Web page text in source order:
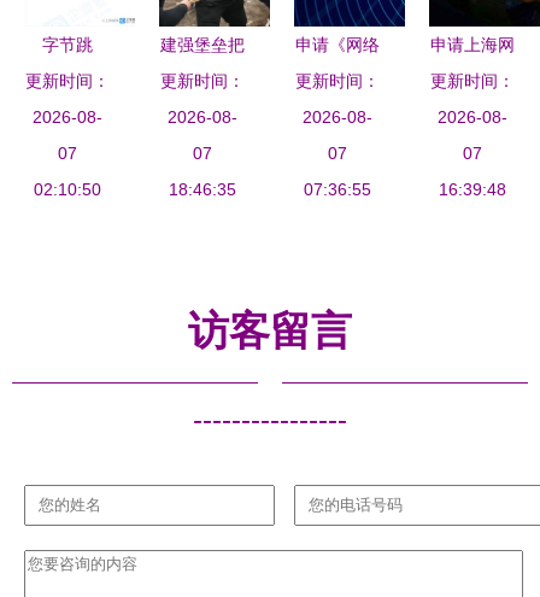
字节跳
动“驶入”汽
车赛道 车
企新公司背
后的网络文
更新时间：
2026-08-
07
02:10:50
建强堡垒把
方向 创新
培训促发展
——中共河
南省网络文
更新时间：
2026-08-
07
18:46:35
申请《网络
文化经营许
可证》需要
具备哪些条
件？
更新时间：
2026-08-
07
07:36:55
申请上海网
络文化经营
许可证的全
部条件解析
更新时间：
2026-08-
07
16:39:48
访客留言
----------------